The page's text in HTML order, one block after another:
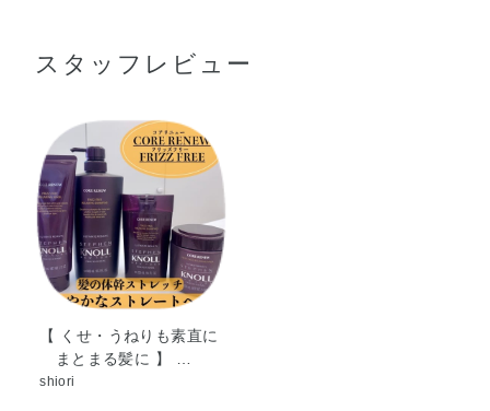
す。
1.ブラッシングでほこりやからまりをとり、汚れを落ちやすくしま
す。
2.髪をよく濡らしてから水気を切ります。
3.シャンプーを手にとり少量のお湯とともに泡立てます。
その後たっぷりの泡とともに、指の腹を使って洗います。
4.目のあらいコームで毛流れを整えるようにとかし、中間から毛先
にかけて美容成分を髪に浸透させます。
※泡のまま1～2分放置します。
5.地肌から毛先まで充分にすすぎます。
アーモンド油・アセチルシステイン・アセロラ果実エキ
ーズマリー葉エキス・加水分解シルク・BG・EDTA－
2Na・イソステアリン酸PEG－50水添ヒマシ油・エタノー
ル・オクチルドデカノール・ココイルグルタミン酸TEA・
ポリクオタニウム－10・ポリクオタニウム－65・ポリクオ
タニウム－7・塩化Na・フェノキシエタノール・メチルパ
ラベン・安息香酸Na
スタッフレビュー
【 くせ・うねりも素直に
まとまる髪に 】 …
shiori